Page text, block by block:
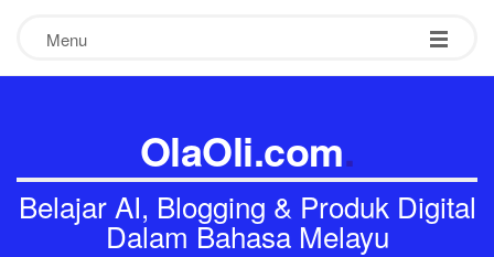
Menu
OlaOli.com.
Belajar AI, Blogging & Produk Digital
Dalam Bahasa Melayu